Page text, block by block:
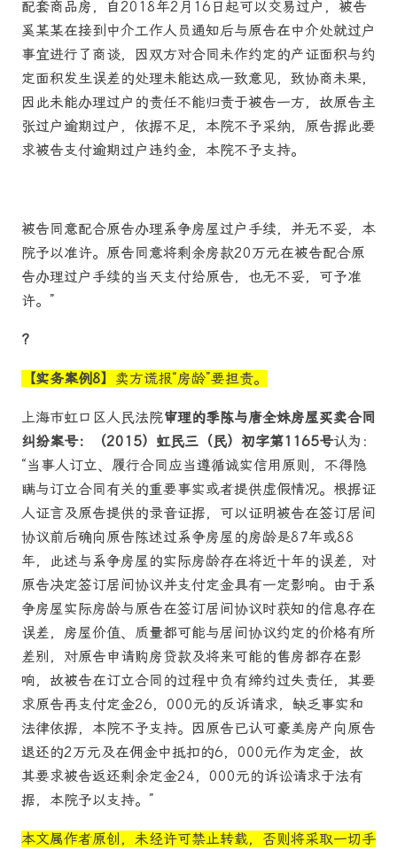
配套商品房，自2018年2月16日起可以交易过户，被告
奚某某在接到中介工作人员通知后与原告在中介处就过户
事宜进行了商谈，因双方对合同未作约定的产证面积与约
定面积发生误差的处理未能达成一致意见，致协商未果，
因此未能办理过户的责任不能归责于被告一方，故原告主
张过户逾期过户，依据不足，本院不予采纳，原告据此要
求被告支付逾期过户违约金，本院不予支持。
被告同意配合原告办理系争房屋过户手续，并无不妥，本
院予以准许。原告同意将剩余房款20万元在被告配合原
告办理过户手续的当天支付给原告，也无不妥，可予准
许。”
?
【实务案例8】 卖方谎报“房龄”要担责。
上海市虹口区人民法院审理的季陈与唐全妹房屋买卖合同
纠纷案号：（2015）虹民三（民）初字第1165号认为：
“当事人订立、履行合同应当遵循诚实信用原则，不得隐
瞒与订立合同有关的重要事实或者提供虚假情况。根据证
人证言及原告提供的录音证据，可以证明被告在签订居间
协议前后确向原告陈述过系争房屋的房龄是87年或88
年，此述与系争房屋的实际房龄存在将近十年的误差，对
原告决定签订居间协议并支付定金具有一定影响。由于系
争房屋实际房龄与原告在签订居间协议时获知的信息存在
误差，房屋价值、质量都可能与居间协议约定的价格有所
差别，对原告申请购房贷款及将来可能的售房都存在影
响，故被告在订立合同的过程中负有缔约过失责任，其要
求原告再支付定金26，000元的反诉请求，缺乏事实和
法律依据，本院不予支持。因原告已认可豪美房产向原告
退还的2万元及在佣金中抵扣的6，000元作为定金，故
其要求被告返还剩余定金24，000元的诉讼请求于法有
据，本院予以支持。”
本文属作者原创，未经许可禁止转载，否则将采取一切手